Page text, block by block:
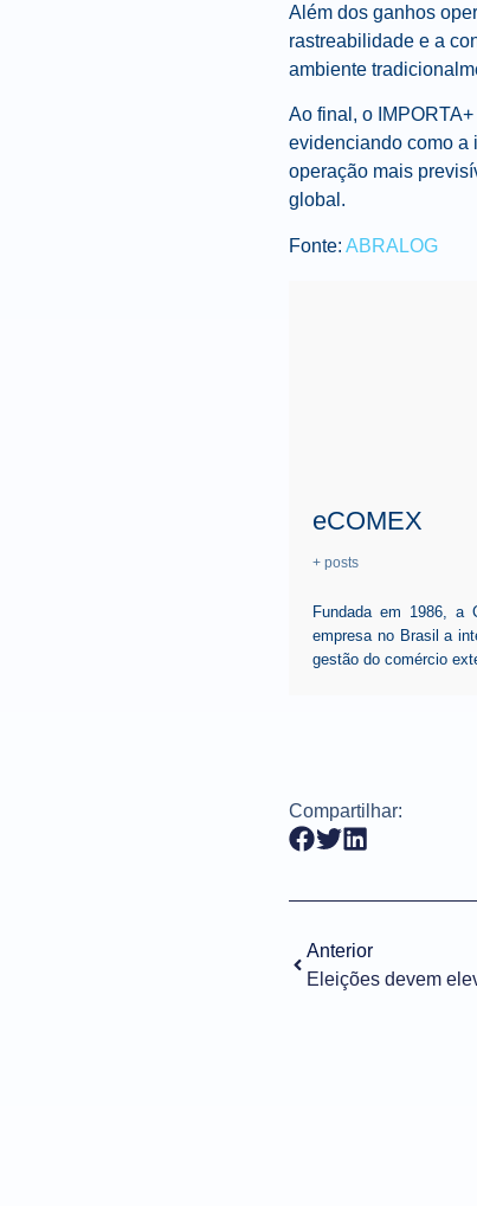
Além dos ganhos
rastreabilidade e a
ambiente
Ao final, o
evidenciando como a
operação mais
global.
Fonte: ABRALOG
eCOMEX
+ posts
Fundada em 1986, a
empresa no Brasil a
gestão do comércio
Compartilhar:
Anterior